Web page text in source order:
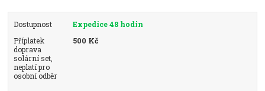
Dostupnost
Expedice 48 hodin
Příplatek
doprava
solární set,
neplatí pro
osobní odběr
500 Kč